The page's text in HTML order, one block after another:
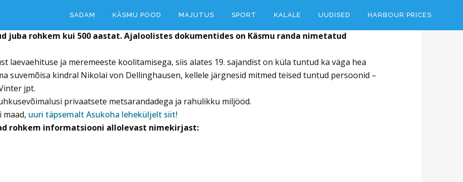
SADAM KÄSMU POOD MAJUTUS SPORT KALALE UUDISED HARBOUR PRICES
juba rohkem kui 500 aastat. Ajaloolistes dokumentides on Käsmu randa nimetatud
laevaehituse ja meremeeste koolitamisega, siis alates 19. sajandist on küla tuntud ka väga hea
suvemõisa kindral Nikolai von Dellinghausen, kellele järgnesid mitmed teised tuntud persoonid –
jpt.
privaatsete metsarandadega ja rahulikku miljööd.
maad, uuri täpsemalt Asukoha leheküljelt siit!
rohkem informatsiooni allolevast nimekirjast: